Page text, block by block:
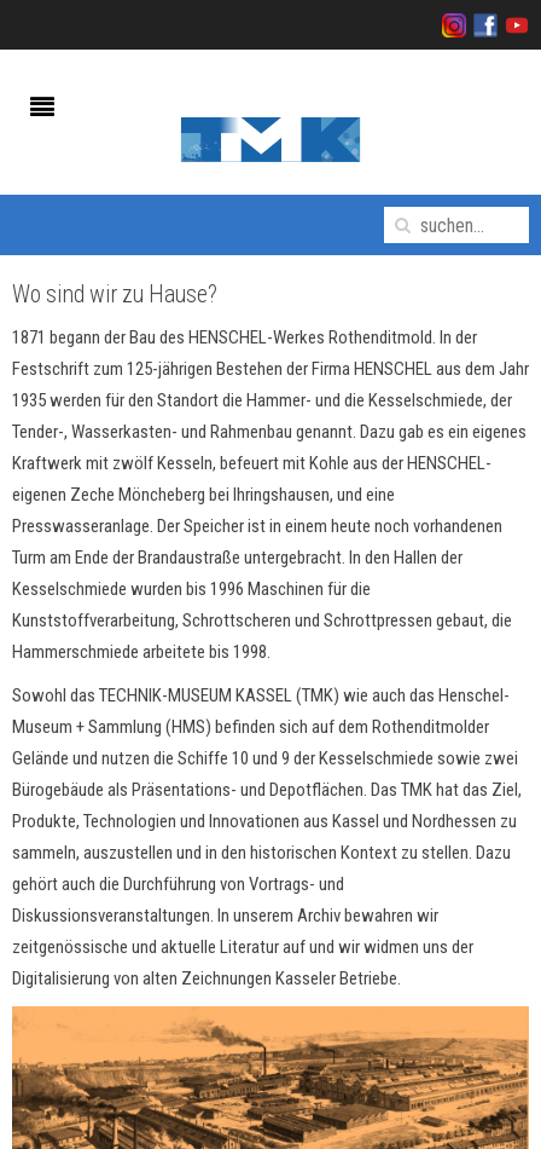
Wo sind wir zu Hause?
1871 begann der Bau des HENSCHEL-Werkes Rothenditmold. In der
Festschrift zum 125-jährigen Bestehen der Firma HENSCHEL aus dem Jahr
1935 werden für den Standort die Hammer- und die Kesselschmiede, der
Tender-, Wasserkasten- und Rahmenbau genannt. Dazu gab es ein eigenes
Kraftwerk mit zwölf Kesseln, befeuert mit Kohle aus der HENSCHEL-
eigenen Zeche Möncheberg bei Ihringshausen, und eine
Presswasseranlage. Der Speicher ist in einem heute noch vorhandenen
Turm am Ende der Brandaustraße untergebracht. In den Hallen der
Kesselschmiede wurden bis 1996 Maschinen für die
Kunststoffverarbeitung, Schrottscheren und Schrottpressen gebaut, die
Hammerschmiede arbeitete bis 1998.
Sowohl das TECHNIK-MUSEUM KASSEL (TMK) wie auch das Henschel-
Museum + Sammlung (HMS) befinden sich auf dem Rothenditmolder
Gelände und nutzen die Schiffe 10 und 9 der Kesselschmiede sowie zwei
Bürogebäude als Präsentations- und Depotflächen. Das TMK hat das Ziel,
Produkte, Technologien und Innovationen aus Kassel und Nordhessen zu
sammeln, auszustellen und in den historischen Kontext zu stellen. Dazu
gehört auch die Durchführung von Vortrags- und
Diskussionsveranstaltungen. In unserem Archiv bewahren wir
zeitgenössische und aktuelle Literatur auf und wir widmen uns der
Digitalisierung von alten Zeichnungen Kasseler Betriebe.